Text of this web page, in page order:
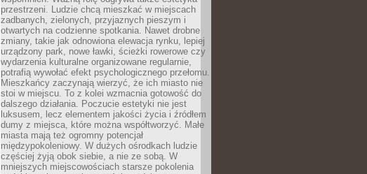
przestrzeni. Ludzie chcą mieszkać w miejscach
zadbanych, zielonych, przyjaznych pieszym i
otwartych na codzienne spotkania. Nawet drobne
zmiany, takie jak odnowiona elewacja rynku, lepiej
urządzony park, nowe ławki, ścieżki rowerowe czy
wydarzenia kulturalne organizowane regularnie,
potrafią wywołać efekt psychologicznego przełomu.
Mieszkańcy zaczynają wierzyć, że ich miasto nie
stoi w miejscu. To z kolei wzmacnia gotowość do
dalszego działania. Poczucie estetyki nie jest
luksusem, lecz elementem jakości życia i źródłem
dumy z miejsca, które można współtworzyć. Małe
miasta mają też ogromny potencjał
międzypokoleniowy. W dużych ośrodkach ludzie
częściej żyją obok siebie, a nie ze sobą. W
mniejszych miejscowościach starsze pokolenia